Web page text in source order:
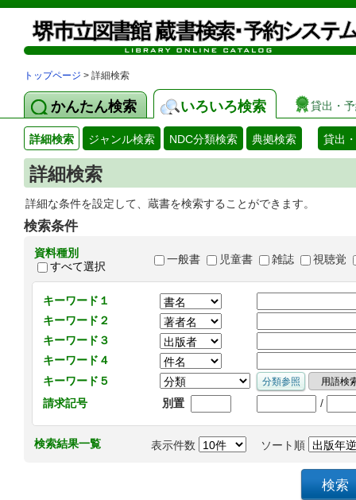
トップページ > 詳細検索
かんたん検索 いろいろ検索 貸出・
詳細検索 ジャンル検索 NDC分類検索 典拠検索 貸出
詳細検索
詳細な条件を設定して、蔵書を検索することができます。
検索条件
資料種別
すべて選択
一般書 児童書 雑誌 視聴覚
キーワード１
キーワード２
キーワード３
キーワード４
キーワード５
請求記号
別置 /
検索結果一覧 表示件数 ソート順